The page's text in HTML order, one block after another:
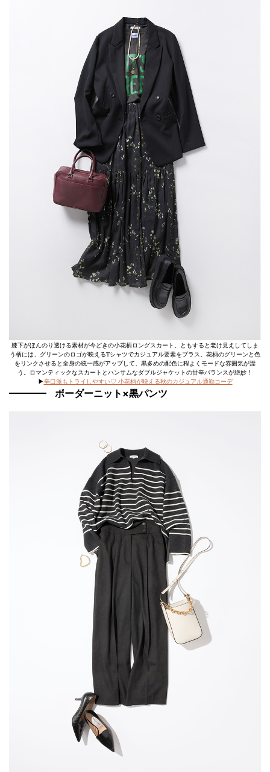
膝下がほんのり透ける素材が今どきの小花柄ロングスカート。ともすると老け見えしてしま
う柄には、グリーンのロゴが映えるTシャツでカジュアル要素をプラス。花柄のグリーンと色
をリンクさせると全身の統一感がアップして、黒多めの配色に程よくモードな雰囲気が漂
う。ロマンティックなスカートとハンサムなダブルジャケットの甘辛バランスが絶妙！
▶辛口派もトライしやすい♡ 小花柄が映える秋のカジュアル通勤コーデ
ボーダーニット×黒パンツ